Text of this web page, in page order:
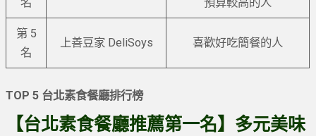
第 5
名
上善豆家 DeliSoys 喜歡好吃簡餐的人
TOP 5 台北素食餐廳排行榜
【台北素食餐廳推薦第一名】多元美味